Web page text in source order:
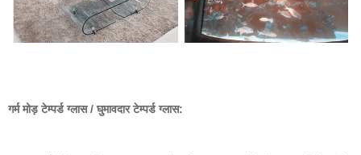
गर्म मोड़ टेम्पर्ड ग्लास / घुमावदार टेम्पर्ड ग्लास: